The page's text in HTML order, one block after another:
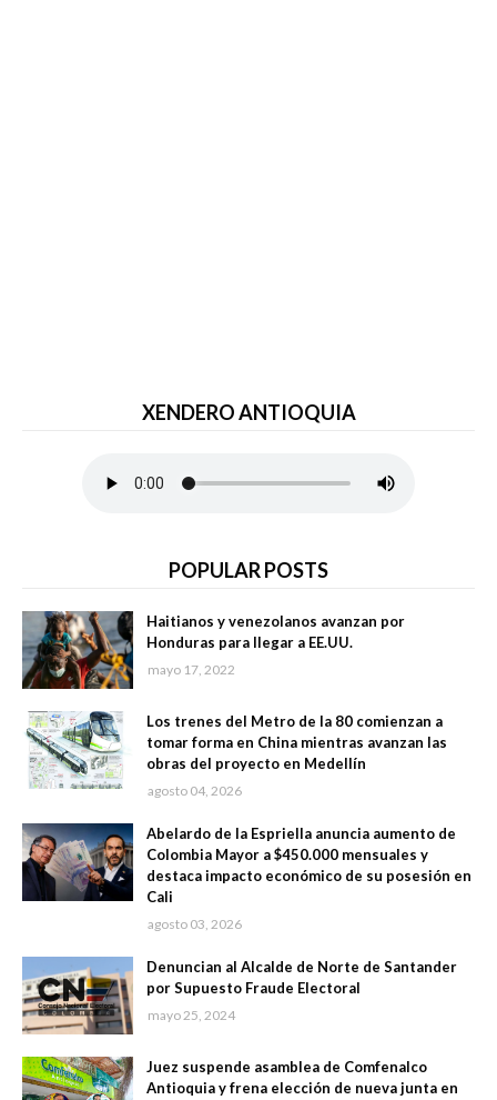
XENDERO ANTIOQUIA
POPULAR POSTS
Haitianos y venezolanos avanzan por
Honduras para llegar a EE.UU.
mayo 17, 2022
Los trenes del Metro de la 80 comienzan a
tomar forma en China mientras avanzan las
obras del proyecto en Medellín
agosto 04, 2026
Abelardo de la Espriella anuncia aumento de
Colombia Mayor a $450.000 mensuales y
destaca impacto económico de su posesión en
Cali
agosto 03, 2026
Denuncian al Alcalde de Norte de Santander
por Supuesto Fraude Electoral
mayo 25, 2024
Juez suspende asamblea de Comfenalco
Antioquia y frena elección de nueva junta en